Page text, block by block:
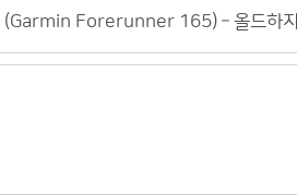
(Garmin Forerunner 165) – 올드하지